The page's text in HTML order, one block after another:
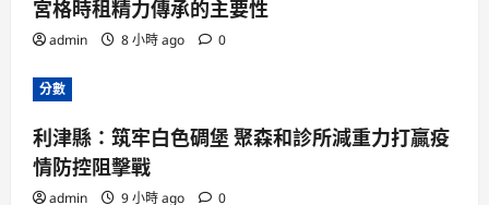
宮格時租精力傳承的主要性
admin 8 小時 ago 0
分數
利津縣：筑牢白色碉堡 聚森和診所減重力打贏疫
情防控阻擊戰
admin 9 小時 ago 0